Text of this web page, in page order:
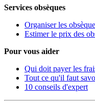
Services obsèques
Organiser les
Estimer le prix des
Pour vous aider
Qui doit payer les
Tout ce qu'il faut
10 conseils d'expert